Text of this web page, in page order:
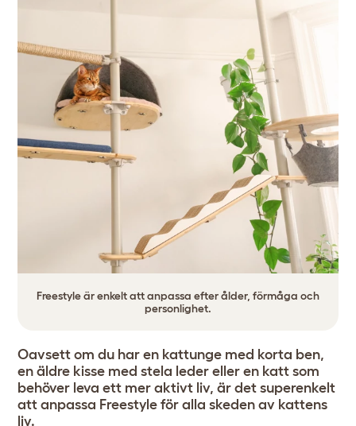
Freestyle är enkelt att anpassa efter ålder, förmåga och
personlighet.
Oavsett om du har en kattunge med korta ben,
en äldre kisse med stela leder eller en katt som
behöver leva ett mer aktivt liv, är det superenkelt
att anpassa Freestyle för alla skeden av kattens
liv.